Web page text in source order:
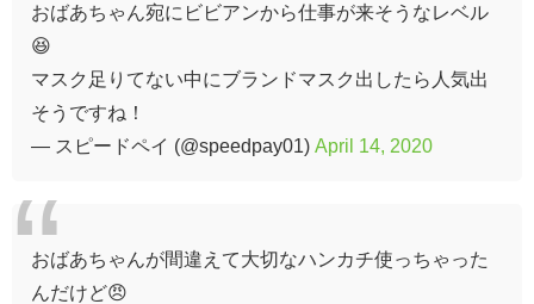
おばあちゃん宛にビビアンから仕事が来そうなレベル
😆
マスク足りてない中にブランドマスク出したら人気出
そうですね！
— スピードペイ (@speedpay01) April 14, 2020
おばあちゃんが間違えて大切なハンカチ使っちゃった
んだけど😠